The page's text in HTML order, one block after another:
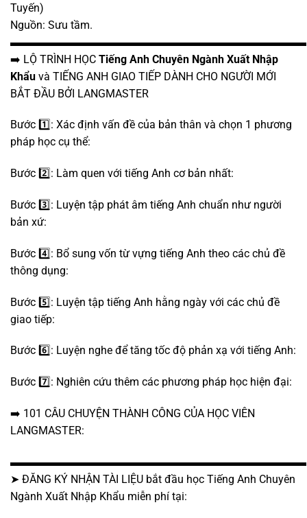
Tuyến)
Nguồn: Sưu tầm.
▬▬▬▬▬▬▬▬▬▬▬▬▬▬▬▬▬▬▬▬▬▬▬▬▬▬▬
➡️ LỘ TRÌNH HỌC Tiếng Anh Chuyên Ngành Xuất Nhập
Khẩu và TIẾNG ANH GIAO TIẾP DÀNH CHO NGƯỜI MỚI
BẮT ĐẦU BỞI LANGMASTER
Bước 1️⃣: Xác định vấn đề của bản thân và chọn 1 phương
pháp học cụ thể:
Bước 2️⃣: Làm quen với tiếng Anh cơ bản nhất:
Bước 3️⃣: Luyện tập phát âm tiếng Anh chuẩn như người
bản xứ:
Bước 4️⃣: Bổ sung vốn từ vựng tiếng Anh theo các chủ đề
thông dụng:
Bước 5️⃣: Luyện tập tiếng Anh hằng ngày với các chủ đề
giao tiếp:
Bước 6️⃣: Luyện nghe để tăng tốc độ phản xạ với tiếng Anh:
Bước 7️⃣: Nghiên cứu thêm các phương pháp học hiện đại:
➡️ 101 CÂU CHUYỆN THÀNH CÔNG CỦA HỌC VIÊN
LANGMASTER:
▬▬▬▬▬▬▬▬▬▬▬▬▬▬▬▬▬▬▬▬▬▬▬▬▬▬▬
➤ ĐĂNG KÝ NHẬN TÀI LIỆU bắt đầu học Tiếng Anh Chuyên
Ngành Xuất Nhập Khẩu miễn phí tại: